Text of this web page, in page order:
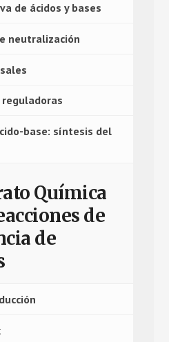
de ácidos y bases
neutralización
base: síntesis del
Química
de
de